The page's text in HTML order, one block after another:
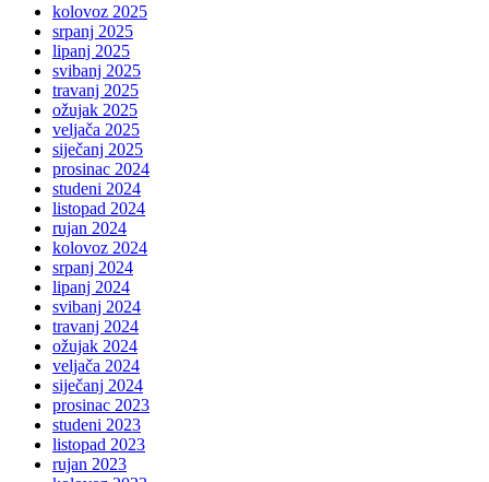
kolovoz 2025
srpanj 2025
lipanj 2025
svibanj 2025
travanj 2025
ožujak 2025
veljača 2025
siječanj 2025
prosinac 2024
studeni 2024
listopad 2024
rujan 2024
kolovoz 2024
srpanj 2024
lipanj 2024
svibanj 2024
travanj 2024
ožujak 2024
veljača 2024
siječanj 2024
prosinac 2023
studeni 2023
listopad 2023
rujan 2023